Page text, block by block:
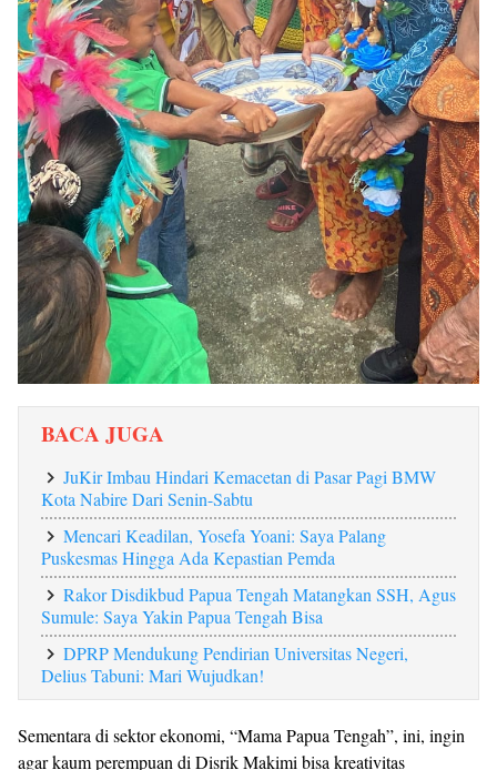
BACA JUGA
JuKir Imbau Hindari Kemacetan di Pasar Pagi BMW
Kota Nabire Dari Senin-Sabtu
Mencari Keadilan, Yosefa Yoani: Saya Palang
Puskesmas Hingga Ada Kepastian Pemda
Rakor Disdikbud Papua Tengah Matangkan SSH, Agus
Sumule: Saya Yakin Papua Tengah Bisa
DPRP Mendukung Pendirian Universitas Negeri,
Delius Tabuni: Mari Wujudkan!
Sementara di sektor ekonomi, “Mama Papua Tengah”, ini, ingin
agar kaum perempuan di Disrik Makimi bisa kreativitas